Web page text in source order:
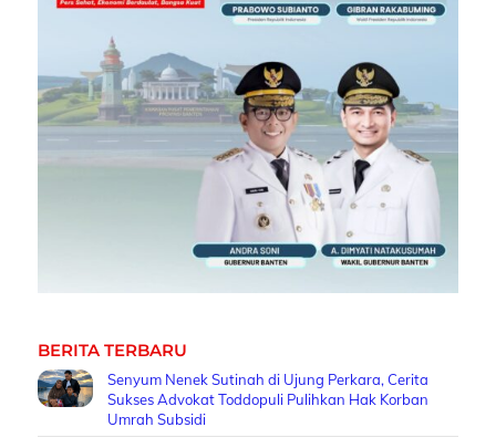
BERITA TERBARU
Senyum Nenek Sutinah di Ujung Perkara, Cerita
Sukses Advokat Toddopuli Pulihkan Hak Korban
Umrah Subsidi